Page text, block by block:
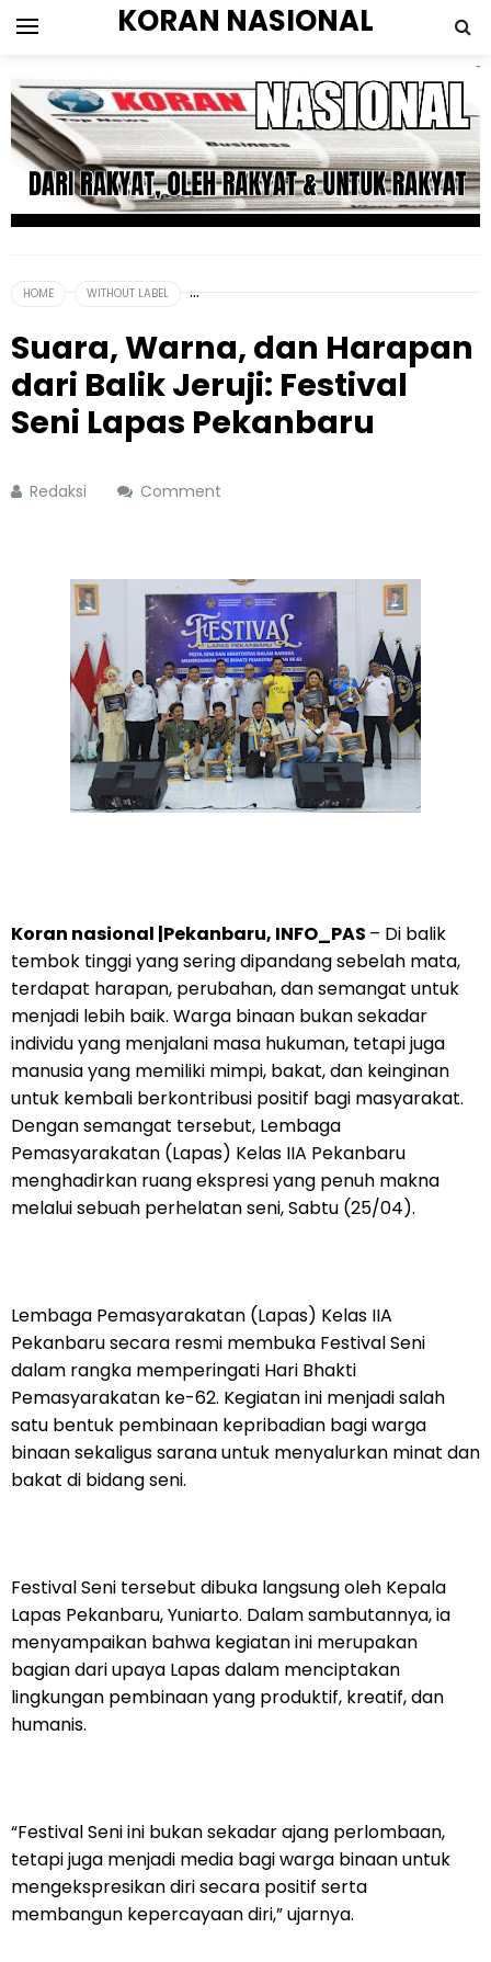
KORAN NASIONAL
HOME WITHOUT LABEL
Suara, Warna, dan Harapan
dari Balik Jeruji: Festival
Seni Lapas Pekanbaru
Redaksi Comment
Koran nasional |Pekanbaru, INFO_PAS – Di balik
tembok tinggi yang sering dipandang sebelah mata,
terdapat harapan, perubahan, dan semangat untuk
menjadi lebih baik. Warga binaan bukan sekadar
individu yang menjalani masa hukuman, tetapi juga
manusia yang memiliki mimpi, bakat, dan keinginan
untuk kembali berkontribusi positif bagi masyarakat.
Dengan semangat tersebut, Lembaga
Pemasyarakatan (Lapas) Kelas IIA Pekanbaru
menghadirkan ruang ekspresi yang penuh makna
melalui sebuah perhelatan seni, Sabtu (25/04).
Lembaga Pemasyarakatan (Lapas) Kelas IIA
Pekanbaru secara resmi membuka Festival Seni
dalam rangka memperingati Hari Bhakti
Pemasyarakatan ke-62. Kegiatan ini menjadi salah
satu bentuk pembinaan kepribadian bagi warga
binaan sekaligus sarana untuk menyalurkan minat dan
bakat di bidang seni.
Festival Seni tersebut dibuka langsung oleh Kepala
Lapas Pekanbaru, Yuniarto. Dalam sambutannya, ia
menyampaikan bahwa kegiatan ini merupakan
bagian dari upaya Lapas dalam menciptakan
lingkungan pembinaan yang produktif, kreatif, dan
humanis.
“Festival Seni ini bukan sekadar ajang perlombaan,
tetapi juga menjadi media bagi warga binaan untuk
mengekspresikan diri secara positif serta
membangun kepercayaan diri,” ujarnya.